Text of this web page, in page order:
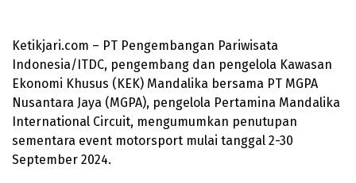
Ketikjari.com – PT Pengembangan Pariwisata
Indonesia/ITDC, pengembang dan pengelola Kawasan
Ekonomi Khusus (KEK) Mandalika bersama PT MGPA
Nusantara Jaya (MGPA), pengelola Pertamina Mandalika
International Circuit, mengumumkan penutupan
sementara event motorsport mulai tanggal 2-30
September 2024.